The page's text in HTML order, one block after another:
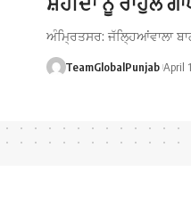
ਅੰਮ੍ਰਿਤਸਰ: ਜੱਲ੍ਹਿਆਂਵਾਲਾ
TeamGlobalPunjab April